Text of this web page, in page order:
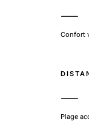
—
Confort
—
Plage